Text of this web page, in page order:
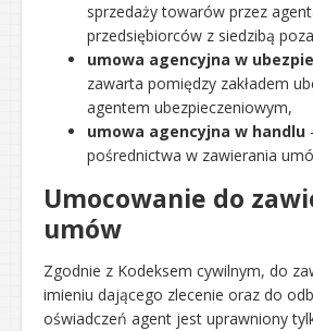
sprzedaży towarów przez
przedsiębiorców z siedzibą
umowa agencyjna w
zawarta pomiędzy zakładem
agentem ubezpieczeniowym,
umowa agencyjna w handlu
pośrednictwa w zawierania
Umocowanie do
umów
Zgodnie z Kodeksem cywilnym, do
imieniu dającego zlecenie oraz do
oświadczeń agent jest uprawniony